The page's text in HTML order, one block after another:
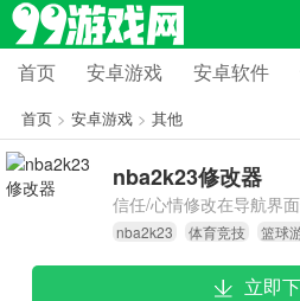
首页 安卓游戏 安卓软件
首页> 安卓游戏> 其他
nba2k23修改器
信任/心情修改在导航界
传奇经理&quot;,选择
关系&quot;修改。
nba2k23 体育竞技 篮球
立即